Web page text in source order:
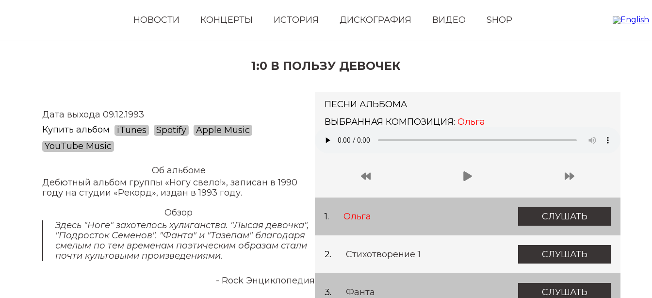
НОВОСТИ КОНЦЕРТЫ ИСТОРИЯ ДИСКОГРАФИЯ ВИДЕО SHOP
1:0 В ПОЛЬЗУ ДЕВОЧЕК
Дата выхода 09.12.1993
Купить альбом
iTunes Spotify
Apple Music
YouTube Music
Об альбоме
Дебютный альбом группы «Ногу свело!», записан в 1990
году на студии «Рекорд», издан в 1993 году.
Обзор
Здесь "Ноге" захотелось хулиганства. "Лысая девочка",
"Подросток Семенов". "Фанта" и "Тазепам" благодаря
смелым по тем временам поэтическим образам стали
почти культовыми произведениями.
- Rock Энциклопедия
ПЕСНИ АЛЬБОМА
ВЫБРАННАЯ КОМПОЗИЦИЯ: Ольга
Ольга СЛУШАТЬ
Стихотворение 1 СЛУШАТЬ
Фанта СЛУШАТЬ